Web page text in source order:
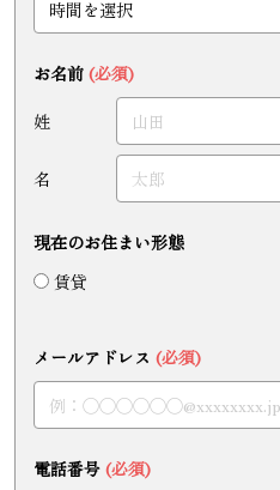
お名前 (必須)
姓
名
現在のお住まい形態
賃貸
メールアドレス (必須)
電話番号 (必須)